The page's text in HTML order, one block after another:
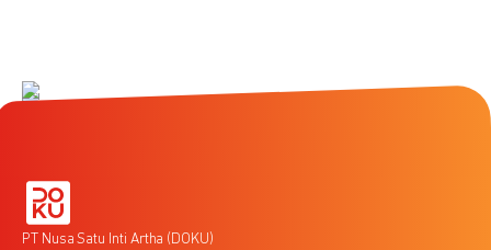
PT Nusa Satu Inti Artha (DOKU)